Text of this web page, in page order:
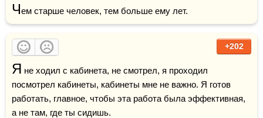
Чем старше человек, тем больше ему лет.
+202
Я не ходил с кабинета, не смотрел, я проходил
посмотрел кабинеты, кабинеты мне не важно. Я готов
работать, главное, чтобы эта работа была эффективная,
а не там, где ты сидишь.